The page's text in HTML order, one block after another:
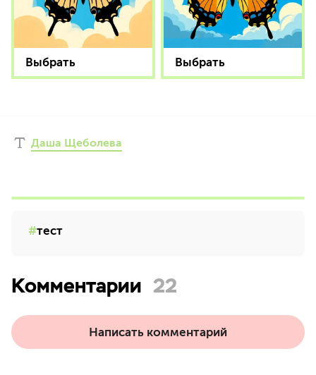
Выбрать Выбрать
Даша Щеболева
тест
Комментарии 22
Написать комментарий